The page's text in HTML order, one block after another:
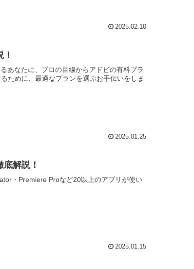
2025.02.10
あなたに、プロの目線からアドビの有料プラ
ために、最適なプランを選ぶお手伝いをしま
2025.01.25
解説！
・Premiere Proなど20以上のアプリが使い
2025.01.15